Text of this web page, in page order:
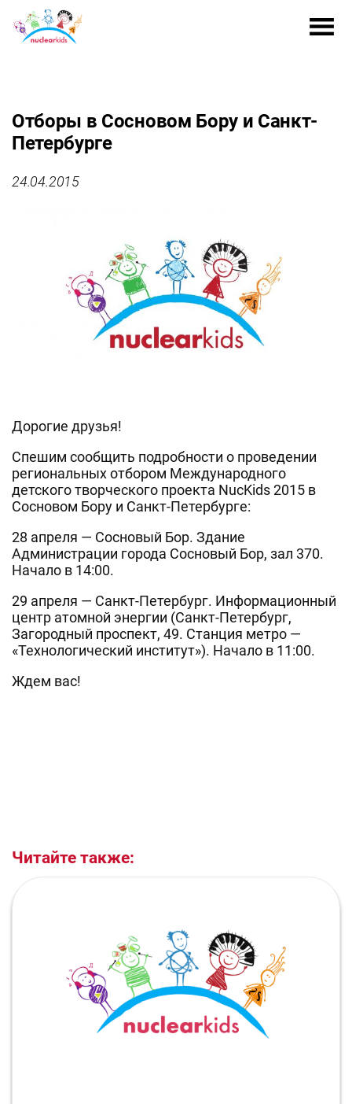
Отборы в Сосновом Бору и Санкт-
Петербурге
24.04.2015
Дорогие друзья!
Спешим сообщить подробности о проведении
региональных отбором Международного
детского творческого проекта NucKids 2015 в
Сосновом Бору и Санкт-Петербурге:
28 апреля — Сосновый Бор. Здание
Администрации города Сосновый Бор, зал 370.
Начало в 14:00.
29 апреля — Санкт-Петербург. Информационный
центр атомной энергии (Санкт-Петербург,
Загородный проспект, 49. Станция метро —
«Технологический институт»). Начало в 11:00.
Ждем вас!
Читайте также: